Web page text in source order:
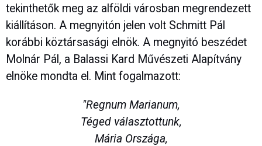
tekinthetők meg az alföldi városban megrendezett
kiállításon. A megnyitón jelen volt Schmitt Pál
korábbi köztársasági elnök. A megnyitó beszédet
Molnár Pál, a Balassi Kard Művészeti Alapítvány
elnöke mondta el. Mint fogalmazott:
"Regnum Marianum,
Téged választottunk,
Mária Országa,